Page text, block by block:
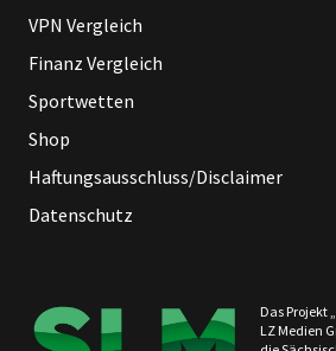
VPN Vergleich
Finanz Vergleich
Sportwetten
Shop
Haftungsausschluss/Disclaimer
Datenschutz
Das Projekt
LZ Medien